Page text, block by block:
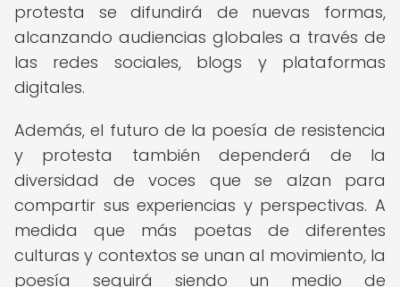
protesta se difundirá de nuevas formas,
alcanzando audiencias globales a través de
las redes sociales, blogs y plataformas
digitales.
Además, el futuro de la poesía de resistencia
y protesta también dependerá de la
diversidad de voces que se alzan para
compartir sus experiencias y perspectivas. A
medida que más poetas de diferentes
culturas y contextos se unan al movimiento, la
poesía seguirá siendo un medio de